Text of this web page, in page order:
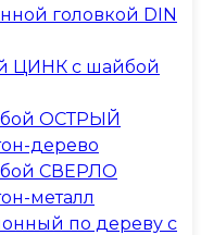
головкой DIN
ЦИНК с шайбой
ОСТРЫЙ
дерево
СВЕРЛО
металл
по дереву с